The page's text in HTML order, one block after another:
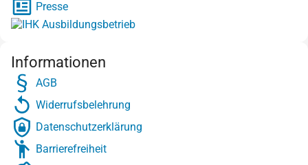
Presse
Informationen
AGB
Widerrufsbelehrung
Datenschutzerklärung
Barrierefreiheit